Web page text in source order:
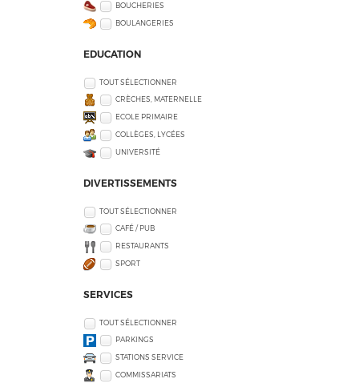
BOUCHERIES
BOULANGERIES
EDUCATION
TOUT SÉLECTIONNER
CRÈCHES, MATERNELLE
ECOLE PRIMAIRE
COLLÈGES, LYCÉES
UNIVERSITÉ
DIVERTISSEMENTS
TOUT SÉLECTIONNER
CAFÉ / PUB
RESTAURANTS
SPORT
SERVICES
TOUT SÉLECTIONNER
PARKINGS
STATIONS SERVICE
COMMISSARIATS